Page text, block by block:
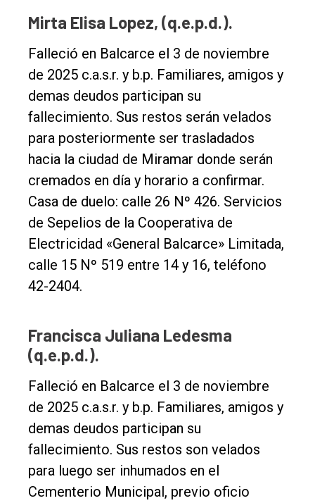
Mirta Elisa Lopez, (q.e.p.d.).
Falleció en Balcarce el 3 de noviembre
de 2025 c.a.s.r. y b.p. Familiares, amigos y
demas deudos participan su
fallecimiento. Sus restos serán velados
para posteriormente ser trasladados
hacia la ciudad de Miramar donde serán
cremados en día y horario a confirmar.
Casa de duelo: calle 26 Nº 426. Servicios
de Sepelios de la Cooperativa de
Electricidad «General Balcarce» Limitada,
calle 15 Nº 519 entre 14 y 16, teléfono
42-2404.
Francisca Juliana Ledesma
(q.e.p.d.).
Falleció en Balcarce el 3 de noviembre
de 2025 c.a.s.r. y b.p. Familiares, amigos y
demas deudos participan su
fallecimiento. Sus restos son velados
para luego ser inhumados en el
Cementerio Municipal, previo oficio